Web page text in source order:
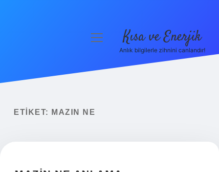
Yasal Uyarı
menüyü
Kısa ve Enerjik
Anlık bilgilerle zihnini canlandır!
ETIKET: MAZIN NE